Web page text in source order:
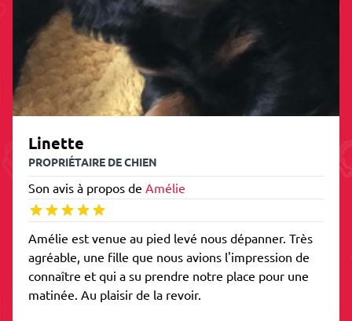
Linette
PROPRIÉTAIRE DE CHIEN
Son avis à propos de Amélie
Amélie est venue au pied levé nous dépanner. Très
agréable, une fille que nous avions l'impression de
connaître et qui a su prendre notre place pour une
matinée. Au plaisir de la revoir.